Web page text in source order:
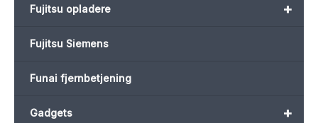
+
Fujitsu opladere
Fujitsu Siemens
Funai fjernbetjening
+
Gadgets